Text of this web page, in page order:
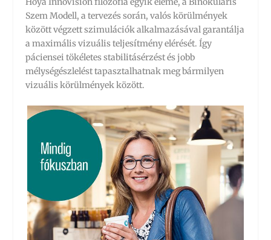
Szem Modell, a tervezés során, valós körülmények
között végzett szimulációk alkalmazásával garantálja
a maximális vizuális teljesítmény elérését. Így
páciensei tökéletes stabilitásérzést és jobb
mélységészlelést tapasztalhatnak meg bármilyen
vizuális körülmények között.